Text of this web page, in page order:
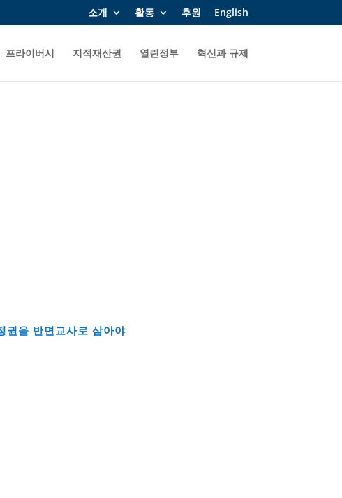
소개 활동 후원 English
프라이버시 지적재산권 열린정부 혁신과 규제
권을 반면교사로 삼아야